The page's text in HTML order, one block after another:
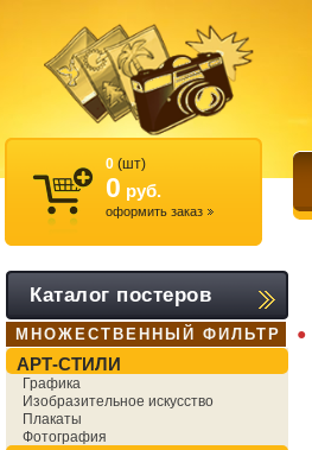
0 (шт)
0 руб.
оформить заказ
Каталог постеров
МНОЖЕСТВЕННЫЙ ФИЛЬТР ●
АРТ-СТИЛИ
Графика
Изобразительное искусство
Плакаты
Фотография